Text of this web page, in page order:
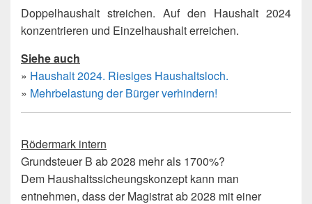
Doppelhaushalt streichen. Auf den Haushalt 2024
konzentrieren und Einzelhaushalt erreichen.
Siehe auch
» Haushalt 2024. Riesiges Haushaltsloch.
» Mehrbelastung der Bürger verhindern!
Rödermark intern
Grundsteuer B ab 2028 mehr als 1700%?
Dem Haushaltssicheungskonzept kann man
entnehmen, dass der Magistrat ab 2028 mit einer